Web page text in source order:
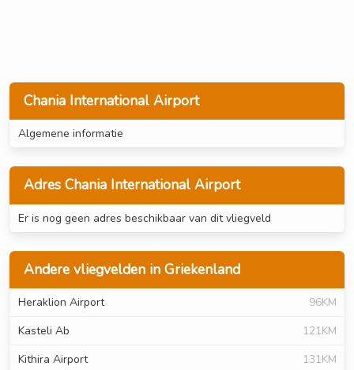
Chania International Airport
Algemene informatie
Adres Chania International Airport
Er is nog geen adres beschikbaar van dit vliegveld
Andere vliegvelden in Griekenland
Heraklion Airport
96KM
Kasteli Ab
121KM
Kithira Airport
131KM